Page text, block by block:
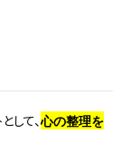
して、心の整理を